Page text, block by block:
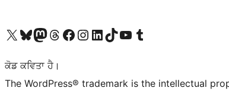
Visit our X (formerly Twitter) account
Visit our Bluesky account
Visit our Mastodon account
Visit our Threads account
Visit our Facebook page
Visit our Instagram account
Visit our LinkedIn account
Visit our TikTok account
Visit our YouTube channel
Visit our Tumblr account
ਕੋਡ ਕਵਿਤਾ ਹੈ।
The WordPress® trademark is the intellectual